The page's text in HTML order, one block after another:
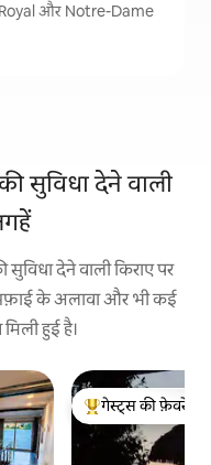
और Notre-Dame
सुविधा देने वाली
देने वाली किराए पर
के अलावा और भी कई
हुई है।
गेस्ट्स का टॉप फ़ेवरेट
गेस्ट्स की फ़ेवरेट